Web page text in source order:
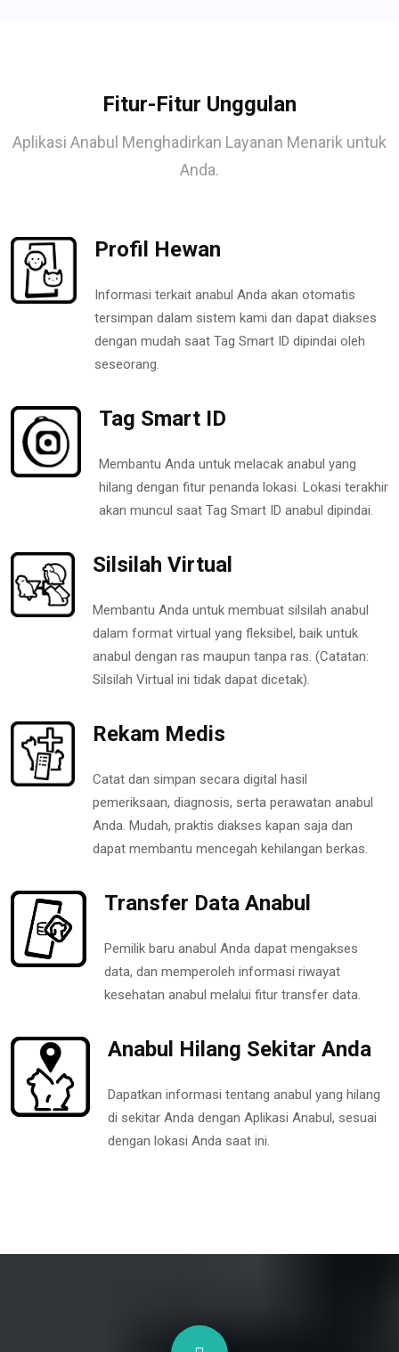
Fitur-Fitur Unggulan
Aplikasi Anabul Menghadirkan Layanan Menarik untuk
Anda.
Profil Hewan
Informasi terkait anabul Anda akan otomatis
tersimpan dalam sistem kami dan dapat diakses
dengan mudah saat Tag Smart ID dipindai oleh
seseorang.
Tag Smart ID
Membantu Anda untuk melacak anabul yang
hilang dengan fitur penanda lokasi. Lokasi terakhir
akan muncul saat Tag Smart ID anabul dipindai.
Silsilah Virtual
Membantu Anda untuk membuat silsilah anabul
dalam format virtual yang fleksibel, baik untuk
anabul dengan ras maupun tanpa ras. (Catatan:
Silsilah Virtual ini tidak dapat dicetak).
Rekam Medis
Catat dan simpan secara digital hasil
pemeriksaan, diagnosis, serta perawatan anabul
Anda. Mudah, praktis diakses kapan saja dan
dapat membantu mencegah kehilangan berkas.
Transfer Data Anabul
Pemilik baru anabul Anda dapat mengakses
data, dan memperoleh informasi riwayat
kesehatan anabul melalui fitur transfer data.
Anabul Hilang Sekitar Anda
Dapatkan informasi tentang anabul yang hilang
di sekitar Anda dengan Aplikasi Anabul, sesuai
dengan lokasi Anda saat ini.